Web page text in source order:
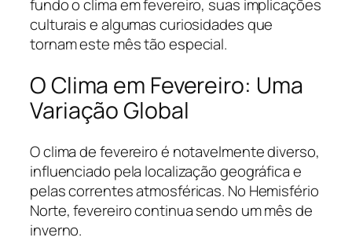
fundo o clima em fevereiro, suas implicações
culturais e algumas curiosidades que
tornam este mês tão especial.
O Clima em Fevereiro: Uma
Variação Global
O clima de fevereiro é notavelmente diverso,
influenciado pela localização geográfica e
pelas correntes atmosféricas. No Hemisfério
Norte, fevereiro continua sendo um mês de
inverno.